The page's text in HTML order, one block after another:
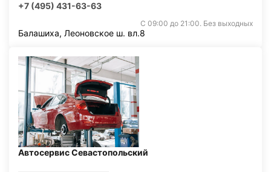
+7 (495) 431-63-63
С 09:00 до 21:00. Без выходных
Балашиха, Леоновское ш. вл.8
Автосервис Севастопольский